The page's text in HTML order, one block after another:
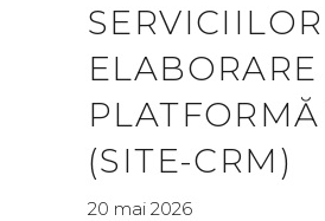
ELABORARE
(SITE-CRM)
20 mai 2026